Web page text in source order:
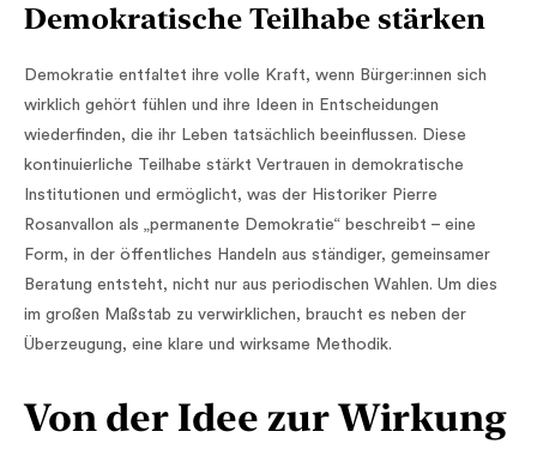
Demokratische Teilhabe stärken
Demokratie entfaltet ihre volle Kraft, wenn Bürger:innen sich
wirklich gehört fühlen und ihre Ideen in Entscheidungen
wiederfinden, die ihr Leben tatsächlich beeinflussen. Diese
kontinuierliche Teilhabe stärkt Vertrauen in demokratische
Institutionen und ermöglicht, was der Historiker Pierre
Rosanvallon als „permanente Demokratie“ beschreibt – eine
Form, in der öffentliches Handeln aus ständiger, gemeinsamer
Beratung entsteht, nicht nur aus periodischen Wahlen. Um dies
im großen Maßstab zu verwirklichen, braucht es neben der
Überzeugung, eine klare und wirksame Methodik.
Von der Idee zur Wirkung